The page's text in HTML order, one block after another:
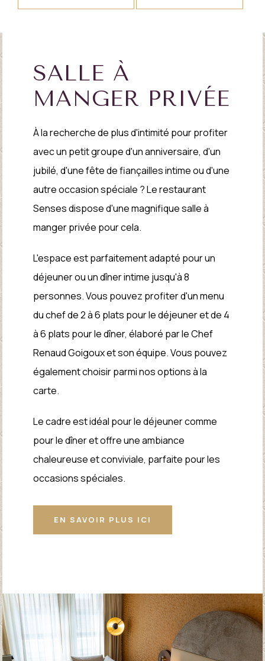
SALLE À
MANGER PRIVÉE
À la recherche de plus d'intimité pour profiter
avec un petit groupe d'un anniversaire, d'un
jubilé, d'une fête de fiançailles intime ou d'une
autre occasion spéciale ? Le restaurant
Senses dispose d'une magnifique salle à
manger privée pour cela.
L'espace est parfaitement adapté pour un
déjeuner ou un dîner intime jusqu'à 8
personnes. Vous pouvez profiter d'un menu
du chef de 2 à 6 plats pour le déjeuner et de 4
à 6 plats pour le dîner, élaboré par le Chef
Renaud Goigoux et son équipe. Vous pouvez
également choisir parmi nos options à la
carte.
Le cadre est idéal pour le déjeuner comme
pour le dîner et offre une ambiance
chaleureuse et conviviale, parfaite pour les
occasions spéciales.
EN SAVOIR PLUS ICI